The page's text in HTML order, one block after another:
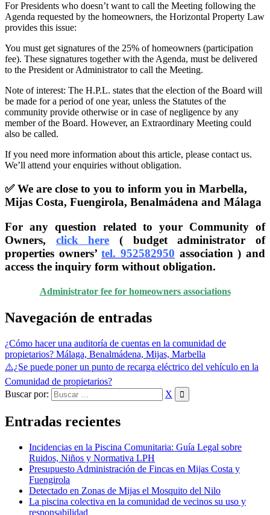
For Presidents who doesn’t want to call the Meeting following the
Agenda requested by the homeowners, the Horizontal Property Law
provides this issue:
You must get signatures of the 25% of homeowners (participation
fee). These signatures together with the Agenda, must be delivered
to the President or Administrator to call the Meeting.
Note of interest: The H.P.L. states that the election of the Board will
be made for a period of one year, unless the Statutes of the
community provide otherwise or in case of negligence by any
member of the Board. However, an Extraordinary Meeting could
also be called.
If you need more information about this article, please contact us.
We’ll attend your enquiries without obligation.
✅We are close to you to inform you in Marbella,
Mijas Costa, Fuengirola, Benalmádena and Málaga
For any question related to your Community of
Owners, click here ( budget administrator of
properties owners’tel. 952582950 association )and
access the inquiry form without obligation.
Administrator fee for homeowners associations
Navegación de entradas
¿Cómo hacer una auditoría de cuentas en la comunidad de
propietarios? Málaga, Benalmádena, Mijas, Marbella
⚠️¿Se puede poner un punto de recarga eléctrico del vehículo en la
Comunidad de propietarios?
Buscar por:
X
Entradas recientes
Incidencias en la Piscina Comunitaria: Guía Legal sobre
Ruidos, Niños y Normativa LPH
Presupuesto Administración de Fincas en Mijas Costa y
Fuengirola
Detectado en Zonas de Mijas el Mosquito del Nilo
La piscina colectiva en la comunidad de vecinos su uso y
responsabilidad